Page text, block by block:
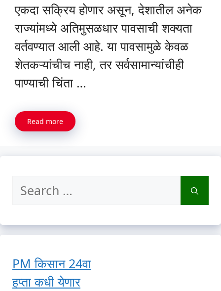
एकदा सक्रिय होणार असून, देशातील अनेक
राज्यांमध्ये अतिमुसळधार पावसाची शक्यता
वर्तवण्यात आली आहे. या पावसामुळे केवळ
शेतकऱ्यांचीच नाही, तर सर्वसामान्यांचीही
पाण्याची चिंता …
Read more
Search
PM किसान 24वा
हप्ता कधी येणार